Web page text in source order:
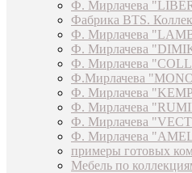
Ф. Мирлачева
Фабрика BTS.
Ф. Мирлачева
Ф. Мирлачева
Ф. Мирлачева
Ф.Мирлачева
Ф. Мирлачева
Ф. Мирлачева
Ф. Мирлачева
Ф. Мирлачева
примеры готовых
Мебель по